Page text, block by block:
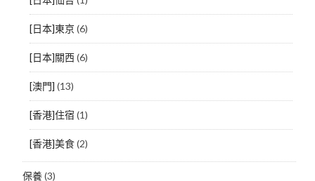
[日本]東京(6)
[日本]關西(6)
[澳門] (13)
[香港]住宿 (1)
[香港]美食(2)
保養(3)